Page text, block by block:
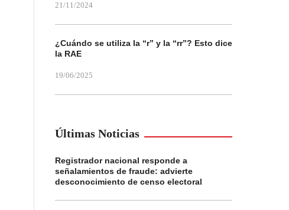
21/11/2024
¿Cuándo se utiliza la “r” y la “rr”? Esto dice
la RAE
19/06/2025
Últimas Noticias
Registrador nacional responde a
señalamientos de fraude: advierte
desconocimiento de censo electoral